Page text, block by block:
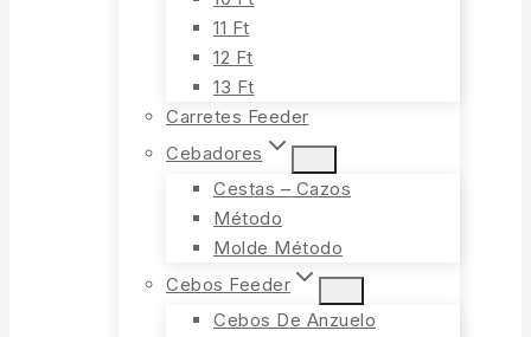
11 Ft
12 Ft
13 Ft
Carretes Feeder
Cebadores
Cestas – Cazos
Método
Molde Método
Cebos Feeder
Cebos De Anzuelo